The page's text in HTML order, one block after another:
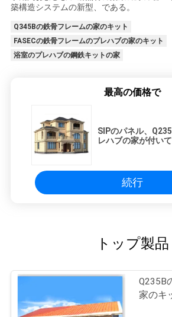
築構造システムの新型、である。
Q345Bの鉄骨フレームの家のキット
FASECの鉄骨フレームのプレハブの家のキット
浴室のプレハブの鋼鉄キットの家
最高の価格で
SIPのパネル、
レハブの家が付い
続行
トップ製品
Q235B
家のキ